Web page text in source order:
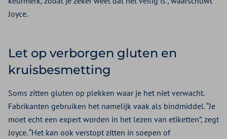
Joyce.
Let op verborgen gluten en
kruisbesmetting
Soms zitten gluten op plekken waar je het niet verwacht.
Fabrikanten gebruiken het namelijk vaak als bindmiddel. “Je
moet echt een expert worden in het lezen van etiketten”, zegt
Joyce. “Het kan ook verstopt zitten in soepen of